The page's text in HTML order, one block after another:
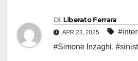
Di Liberato Ferrara
APR 23, 2025 #inter
#Simone Inzaghi,